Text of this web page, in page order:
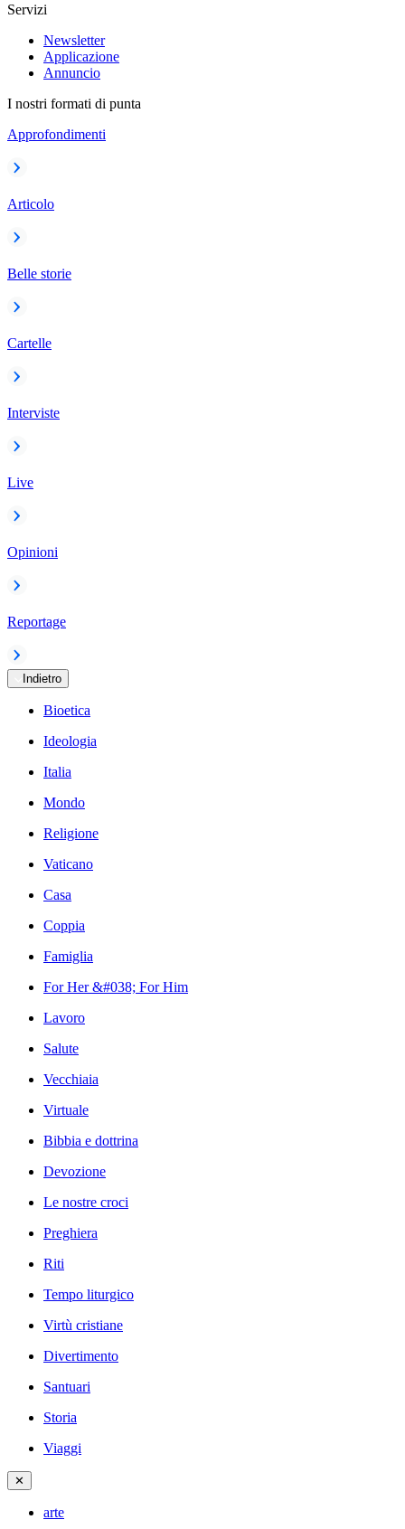
Servizi
Newsletter
Applicazione
Annuncio
I nostri formati di punta
Approfondimenti
Articolo
Belle storie
Cartelle
Interviste
Live
Opinioni
Reportage
Indietro
Bioetica
Ideologia
Italia
Mondo
Religione
Vaticano
Casa
Coppia
Famiglia
For Her &#038; For Him
Lavoro
Salute
Vecchiaia
Virtuale
Bibbia e dottrina
Devozione
Le nostre croci
Preghiera
Riti
Tempo liturgico
Virtù cristiane
Divertimento
Santuari
Storia
Viaggi
✕
arte